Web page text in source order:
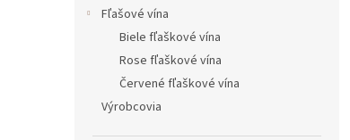
Fľašové vína
Biele fľaškové vína
Rose fľaškové vína
Červené fľaškové vína
Výrobcovia